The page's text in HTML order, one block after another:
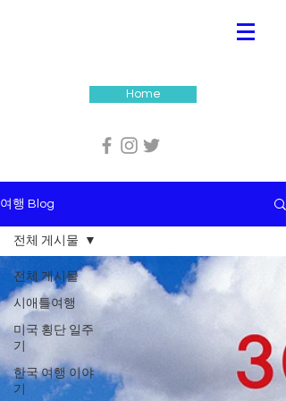
Home
여행 Blog
전체 게시물
시애틀여행
미국 횡단 일주
기
한국 여행 이야
기
전체 게시물